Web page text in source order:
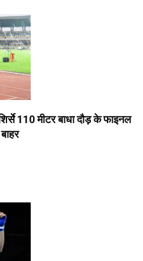
110 मीटर बाधा दौड़ के फाइनल